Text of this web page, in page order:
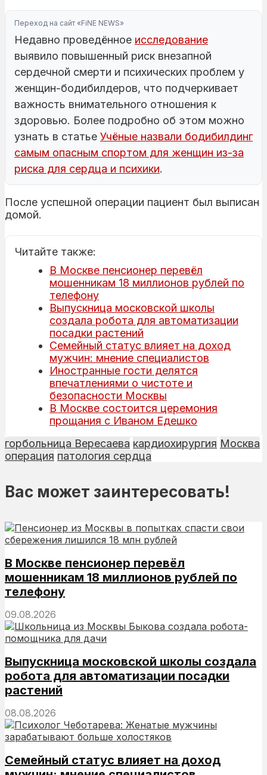
Переход на сайт «FiNE NEWS»
Недавно проведённое исследование
выявило повышенный риск внезапной
сердечной смерти и психических проблем у
женщин-бодибилдеров, что подчеркивает
важность внимательного отношения к
здоровью. Более подробно об этом можно
узнать в статье Учёные назвали бодибилдинг
самым опасным спортом для женщин из-за
риска для сердца и психики.
После успешной операции пациент был выписан
домой.
Читайте также:
В Москве пенсионер перевёл
мошенникам 18 миллионов рублей по
телефону
Выпускница московской школы
создала робота для автоматизации
посадки растений
Семейный статус влияет на доход
мужчин: мнение специалистов
Иностранные гости делятся
впечатлениями о чистоте и
безопасности Москвы
В Москве состоится церемония
прощания с Иваном Едешко
горбольница Вересаева кардиохирургия Москва
операция патология сердца
Вас может заинтересовать!
В Москве пенсионер перевёл
мошенникам 18 миллионов рублей по
телефону
09.08.2026
Выпускница московской школы создала
робота для автоматизации посадки
растений
08.08.2026
Семейный статус влияет на доход